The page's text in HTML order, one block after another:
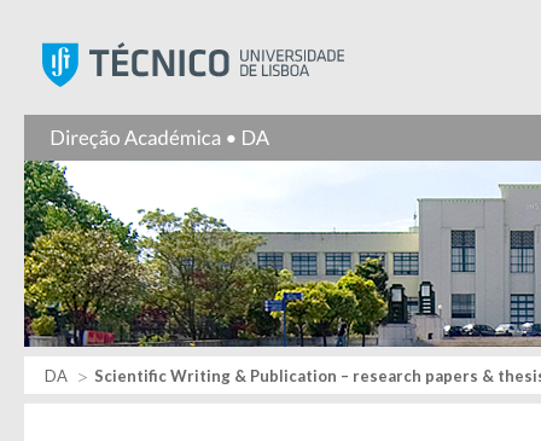
DA Scientific Writing & Publication – research papers &